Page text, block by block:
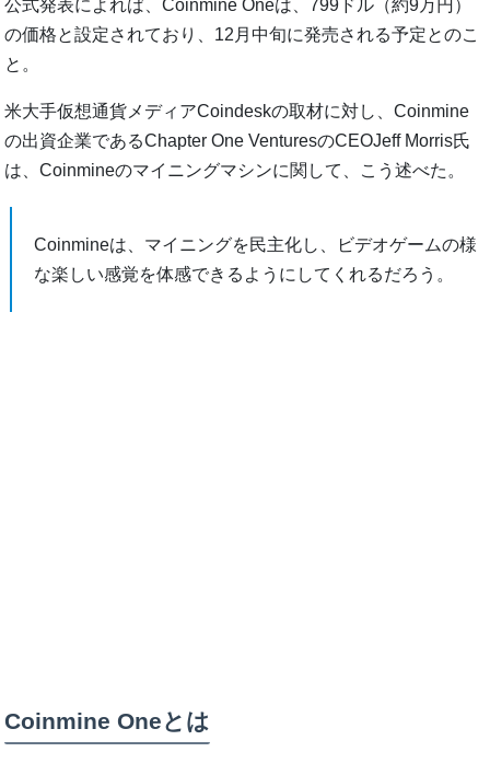
公式発表によれば、Coinmine Oneは、799ドル（約9万円）
の価格と設定されており、12月中旬に発売される予定とのこ
と。
米大手仮想通貨メディアCoindeskの取材に対し、Coinmine
の出資企業であるChapter One VenturesのCEOJeff Morris氏
は、Coinmineのマイニングマシンに関して、こう述べた。
Coinmineは、マイニングを民主化し、ビデオゲームの様
な楽しい感覚を体感できるようにしてくれるだろう。
Coinmine Oneとは